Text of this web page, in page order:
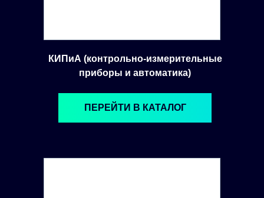
КИПиА (контрольно-измерительные
приборы и автоматика)
ПЕРЕЙТИ В КАТАЛОГ